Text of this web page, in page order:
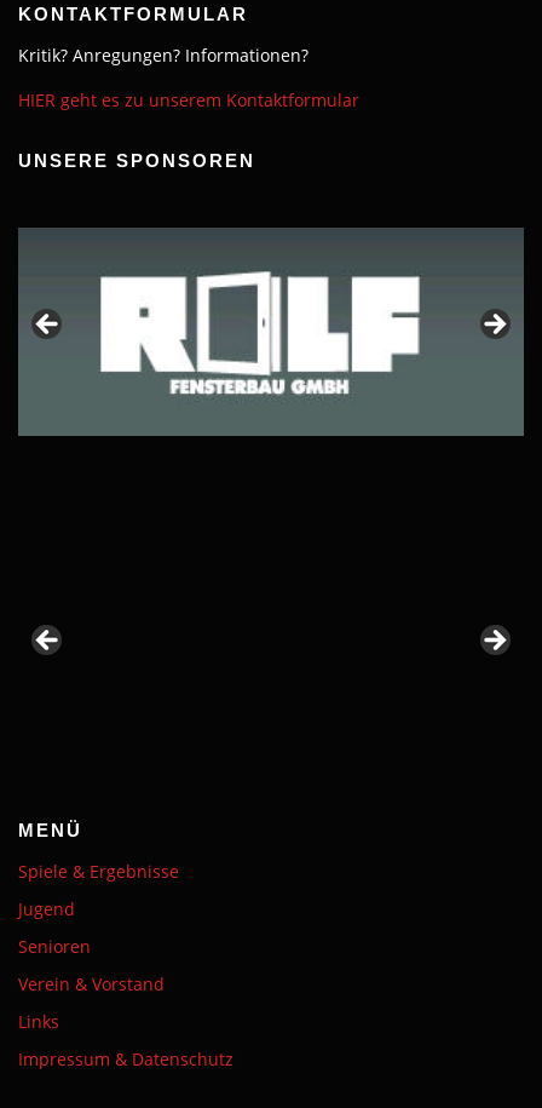
KONTAKTFORMULAR
Kritik? Anregungen? Informationen?
HIER geht es zu unserem Kontaktformular
UNSERE SPONSOREN
MENÜ
Spiele & Ergebnisse
Jugend
Senioren
Verein & Vorstand
Links
Impressum & Datenschutz